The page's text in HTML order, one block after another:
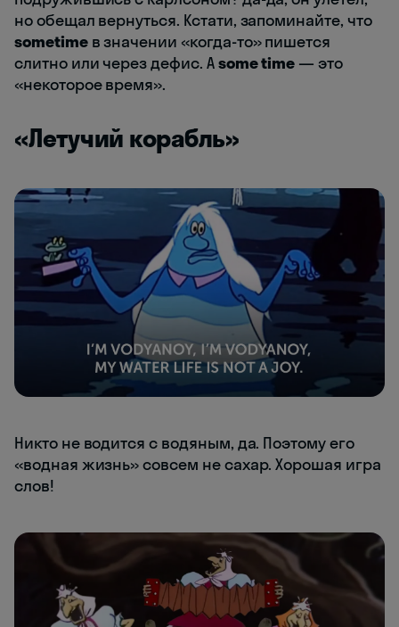
но обещал вернуться. Кстати, запоминайте, что
sometimeв значении «когда-то» пишется
слитно или через дефис. Аsome time — это
«некоторое время».
«Летучий корабль»
Никто не водится с водяным, да. Поэтому его
«водная жизнь» совсем не сахар. Хорошая игра
слов!